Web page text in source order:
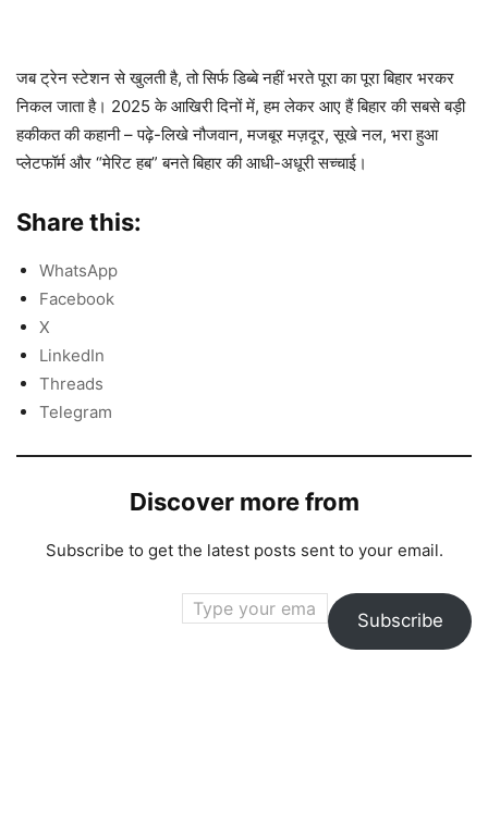
जब ट्रेन स्टेशन से खुलती है, तो सिर्फ डिब्बे नहीं भरते पूरा का पूरा बिहार भरकर
निकल जाता है। 2025 के आखिरी दिनों में, हम लेकर आए हैं बिहार की सबसे बड़ी
हकीकत की कहानी – पढ़े-लिखे नौजवान, मजबूर मज़दूर, सूखे नल, भरा हुआ
प्लेटफॉर्म और “मेरिट हब” बनते बिहार की आधी-अधूरी सच्चाई।
Share this:
WhatsApp
Facebook
X
LinkedIn
Threads
Telegram
Discover more from
Subscribe to get the latest posts sent to your email.
Type your email…
Subscribe